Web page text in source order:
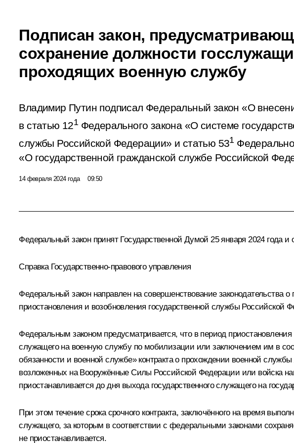
Подписан закон,
сохранение должности
проходящих военную службу
Владимир Путин подписал Федеральный закон «О
в статью 121Федерального закона «О системе
службы Российской Федерации» и статью 531
«О государственной гражданской службе Российской
14 февраля 2024 года 09:50
Федеральный закон принят Государственной Думой 25 января 2024 года
Справка Государственно-правового управления
Федеральный закон направлен на совершенствование законодательства
приостановления и возобновления государственной службы Российской
Федеральным законом предусматривается, что в период
служащего на военную службу по мобилизации или заключением им в
обязанности и военной службе» контракта о прохождении военной
возложенных на Вооружённые Силы Российской Федерации или войска
приостанавливается до дня выхода государственного служащего на
При этом течение срока срочного контракта, заключённого на время
служащего, за которым в соответствии с федеральными законами
не приостанавливается.